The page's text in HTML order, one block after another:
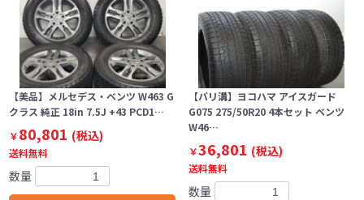
【美品】メルセデス・ベンツ W463 G
クラス 純正 18in 7.5J +43 PCD1…
￥80,801 (税込)
送料無料
数量
【バリ溝】ヨコハマ アイスガード
G075 275/50R20 4本セット ベンツ
W46…
￥36,801 (税込)
送料無料
数量